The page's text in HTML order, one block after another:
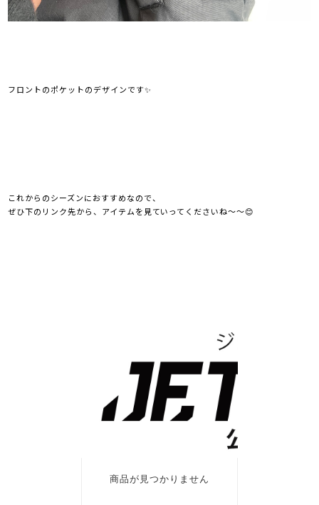
フロントのポケットのデザインです✨
これからのシーズンにおすすめなので、
ぜひ下のリンク先から、アイテムを見ていってくださいね～～😊